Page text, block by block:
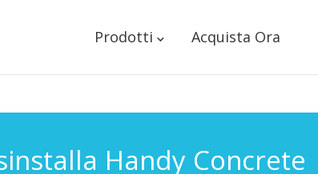
Prodotti Acquista Ora
Handy Concrete